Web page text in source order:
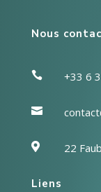
Nous
 +33 6

 22
Liens